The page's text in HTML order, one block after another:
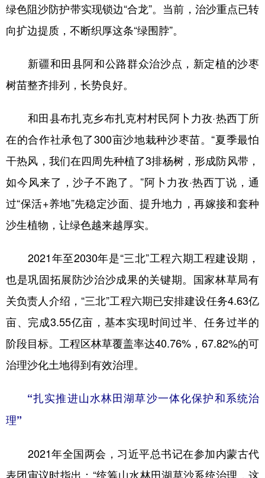
绿色阻沙防护带实现锁边“合龙”。当前，治沙重点已转
向扩边提质，不断织厚这条“绿围脖”。
新疆和田县阿和公路群众治沙点，新定植的沙枣
树苗整齐排列，长势良好。
和田县布扎克乡布扎克村村民阿卜力孜·热西丁所
在的合作社承包了300亩沙地栽种沙枣苗。“夏季最怕
干热风，我们在四周先种植了3排杨树，形成防风带，
如今风来了，沙子不跑了。”阿卜力孜·热西丁说，通
过“保活+养地”先稳定沙面、提升地力，再嫁接和套种
沙生植物，让绿色越来越厚实。
2021年至2030年是“三北”工程六期工程建设期，
也是巩固拓展防沙治沙成果的关键期。国家林草局有
关负责人介绍，“三北”工程六期已安排建设任务4.63亿
亩、完成3.55亿亩，基本实现时间过半、任务过半的
阶段目标。工程区林草覆盖率达40.76%，67.82%的可
治理沙化土地得到有效治理。
“扎实推进山水林田湖草沙一体化保护和系统治
理”
2021年全国两会，习近平总书记在参加内蒙古代
表团审议时指出：“统筹山水林田湖草沙系统治理，这